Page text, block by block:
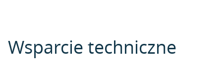
Wsparcie techniczne